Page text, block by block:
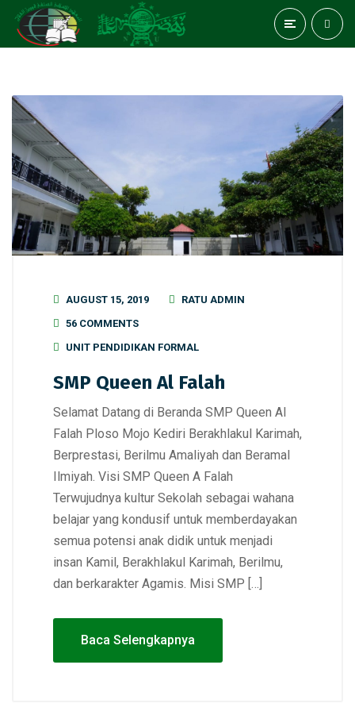
AUGUST 15, 2019
RATU ADMIN
56 COMMENTS
UNIT PENDIDIKAN FORMAL
SMP Queen Al Falah
Selamat Datang di Beranda SMP Queen Al
Falah Ploso Mojo Kediri Berakhlakul Karimah,
Berprestasi, Berilmu Amaliyah dan Beramal
Ilmiyah. Visi SMP Queen A Falah
Terwujudnya kultur Sekolah sebagai wahana
belajar yang kondusif untuk memberdayakan
semua potensi anak didik untuk menjadi
insan Kamil, Berakhlakul Karimah, Berilmu,
dan berkarakter Agamis. Misi SMP […]
Baca Selengkapnya